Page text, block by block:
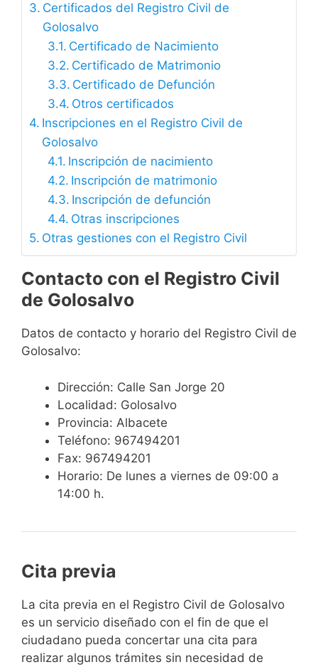
Certificados del Registro Civil de
Golosalvo
Certificado de Nacimiento
Certificado de Matrimonio
Certificado de Defunción
Otros certificados
Inscripciones en el Registro Civil de
Golosalvo
Inscripción de nacimiento
Inscripción de matrimonio
Inscripción de defunción
Otras inscripciones
Otras gestiones con el Registro Civil
Contacto con el Registro Civil
de Golosalvo
Datos de contacto y horario del Registro Civil de
Golosalvo:
Dirección: Calle San Jorge 20
Localidad: Golosalvo
Provincia: Albacete
Teléfono: 967494201
Fax: 967494201
Horario: De lunes a viernes de 09:00 a
14:00 h.
Cita previa
​​​​​​​​​​​​​​​​​​​​​​​​​​​​La cita previa en el Registro Civil de Golosalvo
es un servicio diseñado con el fin de que el
ciudadano pueda concertar una cita para
realizar algunos trámites sin necesidad de